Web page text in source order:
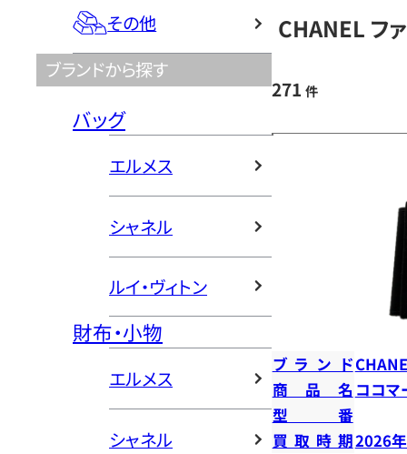
その他
ブランドから探す
バッグ
エルメス
シャネル
ルイ・ヴィトン
財布・小物
エルメス
シャネル
CHANEL フ
271 件
ブランド
商品名 ココマ
型番
買取時期2026